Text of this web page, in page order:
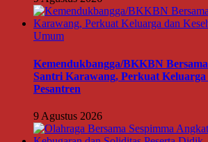
Umum
Kemendukbangga/BKKBN
Santri Karawang, Perkuat Keluarga
Pesantren
9 Agustus 2026